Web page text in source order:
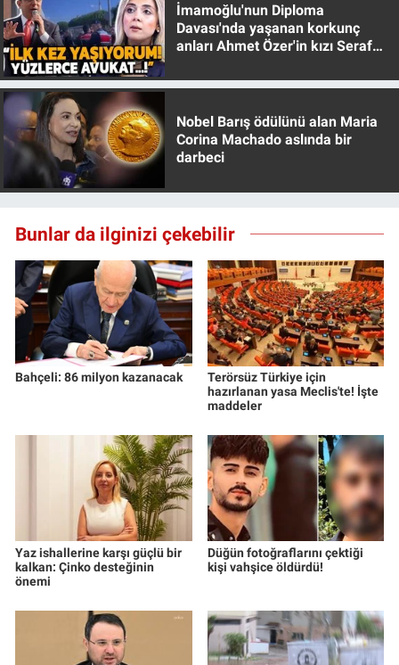
İmamoğlu'nun Diploma
Davası'nda yaşanan korkunç
anları Ahmet Özer'in kızı Seraf
Nobel Barış ödülünü alan Maria
Corina Machado aslında bir
darbeci
Bunlar da ilginizi çekebilir
Bahçeli: 86 milyon kazanacak
Terörsüz Türkiye için
hazırlanan yasa Meclis'te! İşte
maddeler
Yaz ishallerine karşı güçlü bir
kalkan: Çinko desteğinin
önemi
Düğün fotoğraflarını çektiği
kişi vahşice öldürdü!